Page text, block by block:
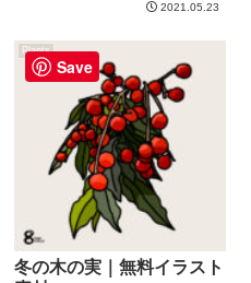
2021.05.23
Plants
冬の木の実｜無料イラスト
Save